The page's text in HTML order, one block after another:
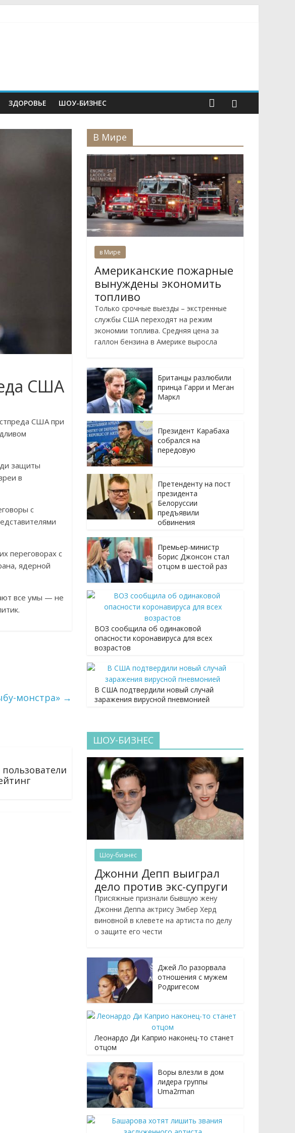
ЗДОРОВЬЕ ШОУ-БИЗНЕС
США
США при
защиты
в
с
переговорах с
ядерной
все умы — не
монстра» →
В Мире
в Мире
Американские пожарные
вынуждены экономить
топливо
Только срочные выезды – экстренные
службы США переходят на режим
экономии топлива. Средняя цена за
галлон бензина в Америке выросла
Британцы разлюбили
принца Гарри и Меган
Маркл
Президент Карабаха
собрался на
передовую
Претенденту на пост
президента
Белоруссии
предъявили
обвинения
Премьер-министр
Борис Джонсон стал
отцом в шестой раз
ВОЗ сообщила об одинаковой
опасности коронавируса для всех
возрастов
В США подтвердили новый случай
заражения вирусной пневмонией
ШОУ-БИЗНЕС
Шоу-бизнес
Джонни Депп выиграл
дело против экс-супруги
Присяжные признали бывшую жену
Джонни Деппа актрису Эмбер Херд
виновной в клевете на артиста по делу
о защите его чести
Джей Ло разорвала
отношения с мужем
Родригесом
Леонардо Ди Каприо наконец-то станет
отцом
Воры влезли в дом
лидера группы
Uma2rman